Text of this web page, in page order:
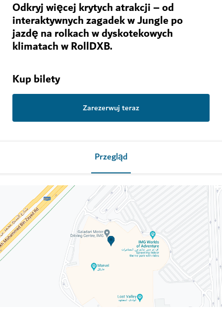
Odkryj więcej krytych atrakcji – od
interaktywnych zagadek w Jungle po
jazdę na rolkach w dyskotekowych
klimatach w RollDXB.
Kup bilety
Zarezerwuj teraz
Przegląd